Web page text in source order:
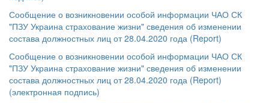
Сообщение о возникновении особой информации ЧАО СК
"ПЗУ Украина страхование жизни" сведения об изменении
состава должностных лиц от 28.04.2020 года (Report)
Сообщение о возникновении особой информации ЧАО СК
"ПЗУ Украина страхование жизни" сведения об изменении
состава должностных лиц от 28.04.2020 года (Report)
(электронная подпись)